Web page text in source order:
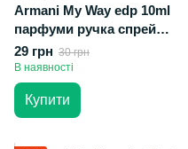
Armani My Way edp 10ml
парфуми ручка спрей
скло на блістері
29 грн 30 грн
В наявності
Купити